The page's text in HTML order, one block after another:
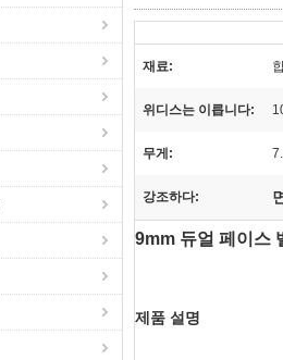
재료:
위디스는 이릅니다:
무게:
강조하다:
9mm 듀얼 페이스
제품 설명